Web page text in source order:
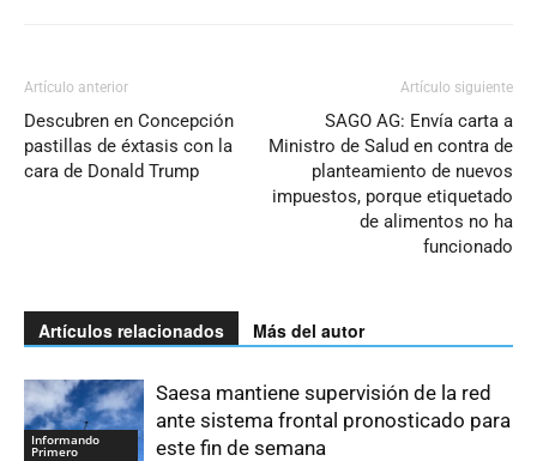
Artículo anterior
Descubren en Concepción
pastillas de éxtasis con la
cara de Donald Trump
Artículo siguiente
SAGO AG: Envía carta a
Ministro de Salud en contra de
planteamiento de nuevos
impuestos, porque etiquetado
de alimentos no ha
funcionado
Artículos relacionados Más del autor
Informando
Primero
Saesa mantiene supervisión de la red
ante sistema frontal pronosticado para
este fin de semana